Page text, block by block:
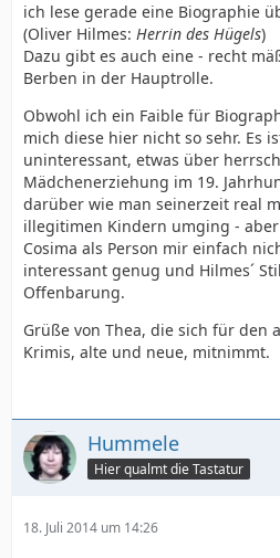
ich lese gerade eine Biographie
(Oliver Hilmes: Herrin des Hügels)
Dazu gibt es auch eine - recht
Berben in der Hauptrolle.
Obwohl ich ein Faible für
mich diese hier nicht so sehr. Es
uninteressant, etwas über
Mädchenerziehung im 19.
darüber wie man seinerzeit real
illegitimen Kindern umging -
Cosima als Person mir einfach
interessant genug und Hilmes´
Offenbarung.
Grüße von Thea, die sich für den
Krimis, alte und neue, mitnimmt.
Hummele
Hier qualmt die Tastatur
18. Juli 2014 um 14:26